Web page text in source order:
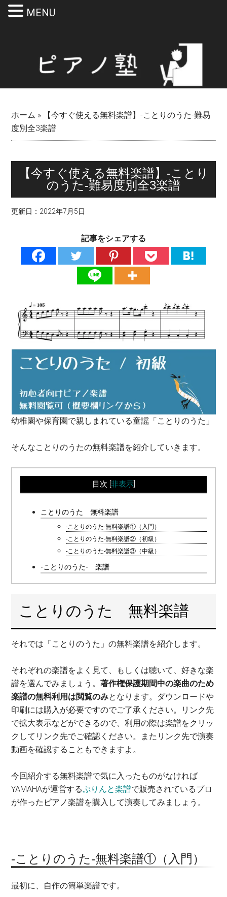
ホーム »
【今すぐ使える無料楽譜】-ことりのうた-難易
度別全3楽譜
【今すぐ使える無料楽譜】-ことり
のうた-難易度別全3楽譜
更新日： 2022年7月5日
記事をシェアする
幼稚園や保育園で親しまれている童謡「ことりのうた」
そんなことりのうたの無料楽譜を紹介していきます。
目次 非表示]
ことりのうた 無料楽譜
-ことりのうた-無料楽譜①（入門）
-ことりのうた-無料楽譜②（初級）
-ことりのうた-無料楽譜③（中級）
-ことりのうた- 楽譜
ことりのうた 無料楽譜
それでは「ことりのうた」の無料楽譜を紹介します。
それぞれの楽譜をよく見て、もしくは聴いて、好きな楽
譜を選んでみましょう。著作権保護期間中の楽曲のため
楽譜の無料利用は閲覧のみとなります。ダウンロードや
印刷には購入が必要ですのでご了承ください。リンク先
で拡大表示などができるので、利用の際は楽譜をクリッ
クしてリンク先でご確認ください。またリンク先で演奏
動画を確認することもできますよ。
今回紹介する無料楽譜で気に入ったものがなければ
YAMAHAが運営するぷりんと楽譜で販売されているプロ
が作ったピアノ楽譜を購入して演奏してみましょう。
-ことりのうた-無料楽譜①（入門）
最初に、自作の簡単楽譜です。
MENU